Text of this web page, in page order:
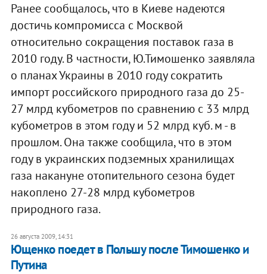
Ранее сообщалось, что в Киеве надеются
достичь компромисса с Москвой
относительно сокращения поставок газа в
2010 году. В частности, Ю.Тимошенко заявляла
о планах Украины в 2010 году сократить
импорт российского природного газа до 25-
27 млрд кубометров по сравнению с 33 млрд
кубометров в этом году и 52 млрд куб. м - в
прошлом. Она также сообщила, что в этом
году в украинских подземных хранилищах
газа накануне отопительного сезона будет
накоплено 27-28 млрд кубометров
природного газа.
26 августа 2009, 14:31
Ющенко поедет в Польшу после Тимошенко и
Путина